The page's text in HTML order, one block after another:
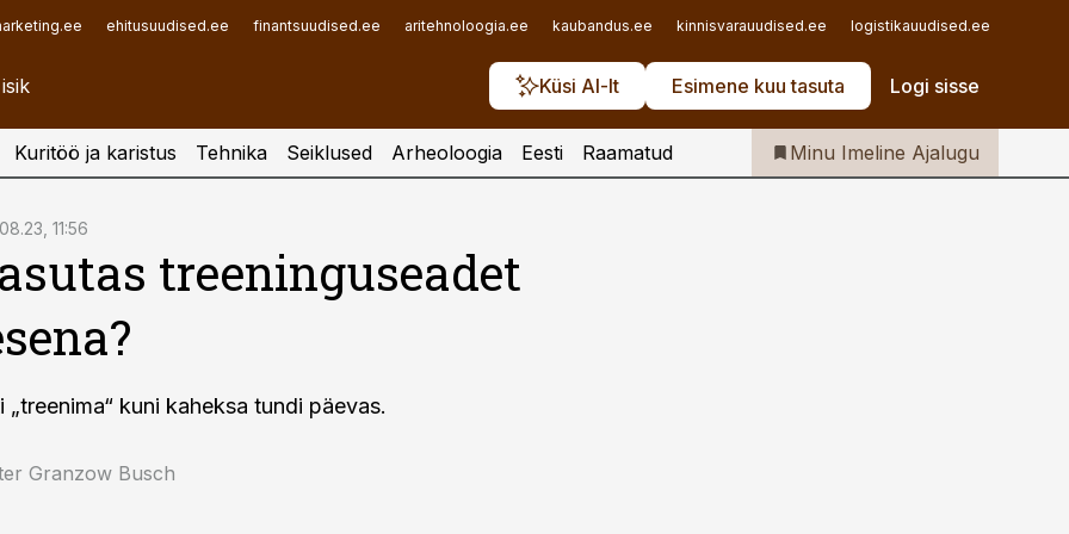
ehitusuudised.ee finantsuudised.ee aritehnoloogia.ee kaubandus.ee kinnisvarauudised.ee logistikauudised.ee
Küsi AI-lt Esimene kuu tasuta Logi sisse
Iseteenindus
Telli Imeline Ajalugu
Kuritöö ja karistus Tehnika Seiklused Arheoloogia Eesti Raamatud Minu Imeline Ajalugu
11:56
treeninguseadet
„treenima“ kuni kaheksa tundi päevas.
Granzow Busch